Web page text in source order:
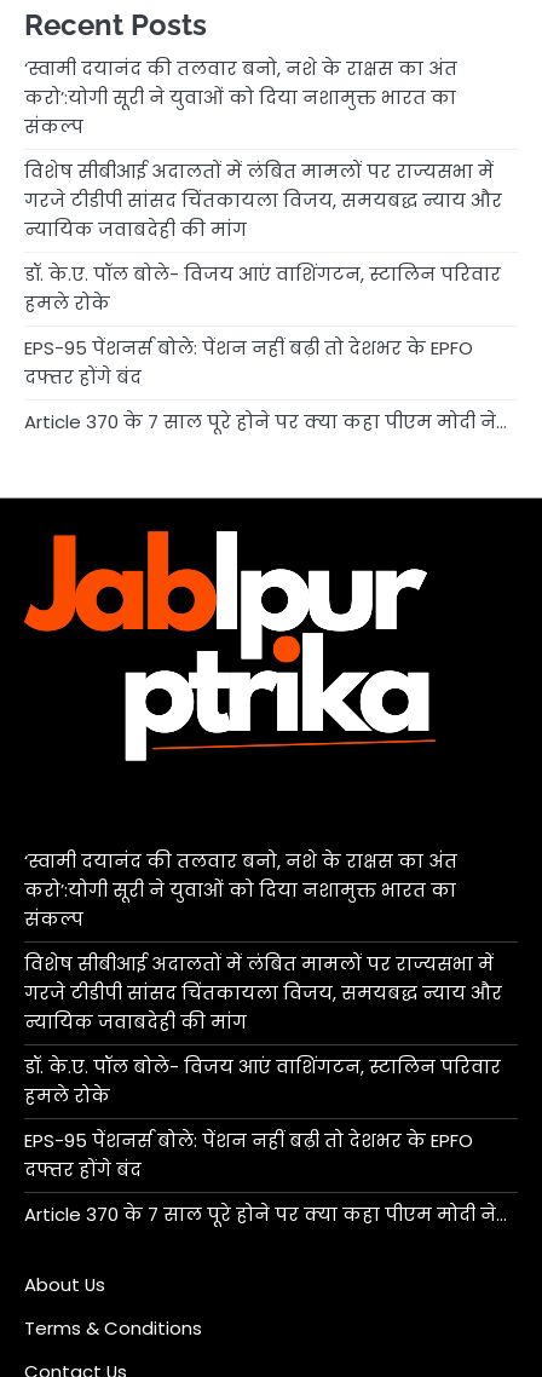
Recent Posts
‘स्वामी दयानंद की तलवार बनो, नशे के राक्षस का अंत
करो’:योगी सूरी ने युवाओं को दिया नशामुक्त भारत का
संकल्प
विशेष सीबीआई अदालतों में लंबित मामलों पर राज्यसभा में
गरजे टीडीपी सांसद चिंतकायला विजय, समयबद्ध न्याय और
न्यायिक जवाबदेही की मांग
डॉ. के.ए. पॉल बोले- विजय आएं वाशिंगटन, स्टालिन परिवार
हमले रोके
EPS-95 पेंशनर्स बोले: पेंशन नहीं बढ़ी तो देशभर के EPFO
दफ्तर होंगे बंद
Article 370 के 7 साल पूरे होने पर क्या कहा पीएम मोदी ने…
‘स्वामी दयानंद की तलवार बनो, नशे के राक्षस का अंत
करो’:योगी सूरी ने युवाओं को दिया नशामुक्त भारत का
संकल्प
विशेष सीबीआई अदालतों में लंबित मामलों पर राज्यसभा में
गरजे टीडीपी सांसद चिंतकायला विजय, समयबद्ध न्याय और
न्यायिक जवाबदेही की मांग
डॉ. के.ए. पॉल बोले- विजय आएं वाशिंगटन, स्टालिन परिवार
हमले रोके
EPS-95 पेंशनर्स बोले: पेंशन नहीं बढ़ी तो देशभर के EPFO
दफ्तर होंगे बंद
Article 370 के 7 साल पूरे होने पर क्या कहा पीएम मोदी ने…
About Us
Terms & Conditions
Contact Us